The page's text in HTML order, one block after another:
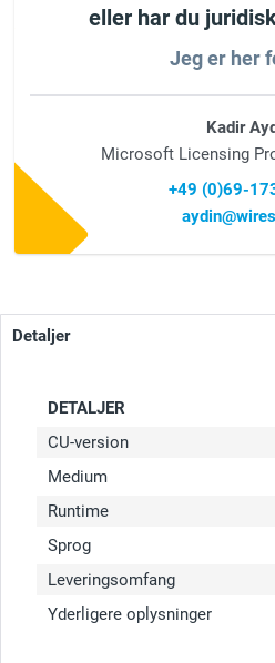
eller har du
Jeg er her
Kadir
Microsoft Licensing
+49 (0)69-
Detaljer
DETALJER
CU-version
Medium
Runtime
Sprog
Leveringsomfang
Yderligere oplysninger